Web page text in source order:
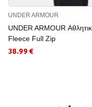
UNDER ARMOUR
UNDER ARMOUR
Fleece Full Zip
38.99 €